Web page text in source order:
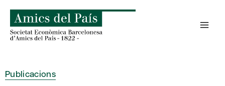
content
Publicacions